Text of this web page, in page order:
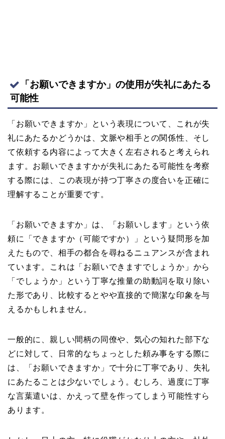
「お願いできますか」の使用が失礼にあたる
可能性
「お願いできますか」という表現について、これが失
礼にあたるかどうかは、文脈や相手との関係性、そし
て依頼する内容によって大きく左右されると考えられ
ます。お願いできますかが失礼にあたる可能性を考察
する際には、この表現が持つ丁寧さの度合いを正確に
理解することが重要です。
「お願いできますか」は、「お願いします」という依
頼に「できますか（可能ですか）」という疑問形を加
えたもので、相手の都合を尋ねるニュアンスが含まれ
ています。これは「お願いできますでしょうか」から
「でしょうか」という丁寧な推量の助動詞を取り除い
た形であり、比較するとやや直接的で簡潔な印象を与
えるかもしれません。
一般的に、親しい間柄の同僚や、気心の知れた部下な
どに対して、日常的なちょっとした頼み事をする際に
は、「お願いできますか」で十分に丁寧であり、失礼
にあたることは少ないでしょう。むしろ、過度に丁寧
な言葉遣いは、かえって壁を作ってしまう可能性すら
あります。